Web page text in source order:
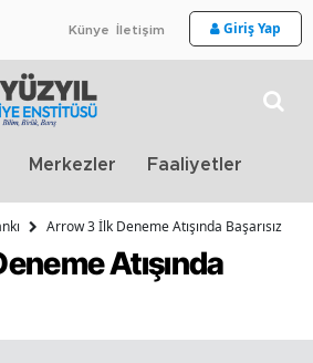
Künye İletişim Giriş Yap
Merkezler Faaliyetler
Arrow 3 İlk Deneme Atışında Başarısız
Atışında